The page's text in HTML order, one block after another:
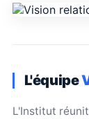
L'équipe
L'Institut